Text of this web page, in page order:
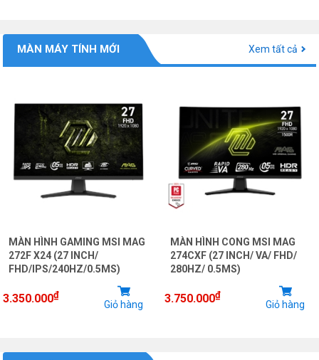
MÀN MÁY TÍNH MỚI Xem tất cả
MÀN HÌNH GAMING MSI MAG
272F X24 (27 INCH/
FHD/IPS/240HZ/0.5MS)
3.350.000₫
Giỏ hàng
MÀN HÌNH CONG MSI MAG
274CXF (27 INCH/ VA/ FHD/
280HZ/ 0.5MS)
3.750.000₫
Giỏ hàng